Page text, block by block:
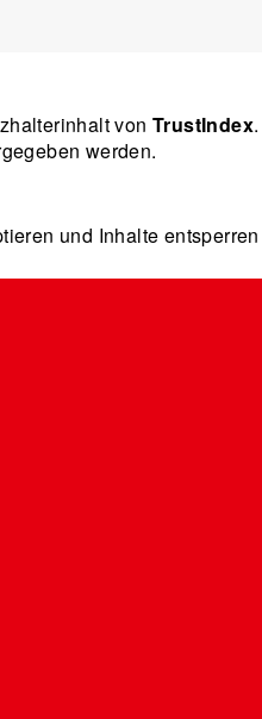
von TrustIndex
werden.
und Inhalte entsperren